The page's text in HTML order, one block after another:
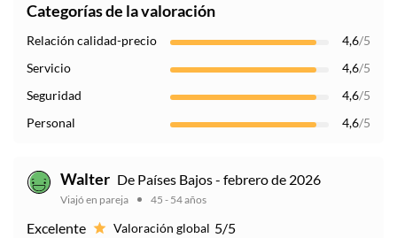
Categorías de la valoración
Relación calidad-precio 4,6/5
Servicio
4,6/5
Seguridad
4,6/5
Personal
4,6/5
Walter De Países Bajos - febrero de 2026
Viajó en pareja 45 - 54 años
Excelente Valoración global 5/5